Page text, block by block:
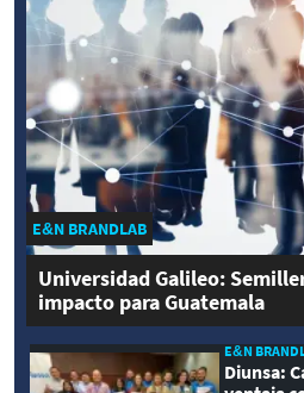
E&N BRANDLAB
Universidad Galileo:
impacto para Guatemala
E&N
Diunsa: